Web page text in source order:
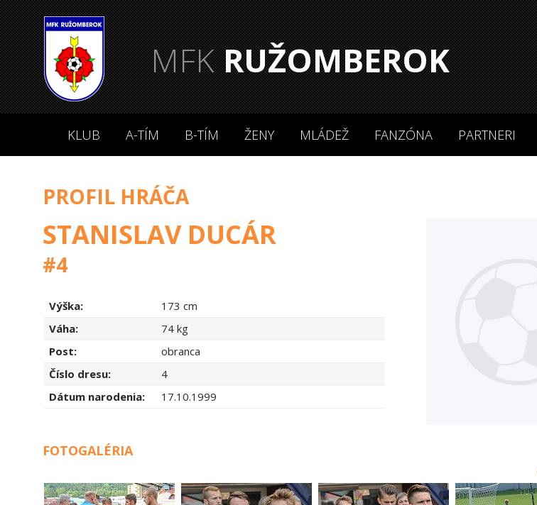
MFKRUŽOMBEROK
KLUB A-TÍM B-TÍM ŽENY MLÁDEŽ FANZÓNA PARTNERI
PROFIL HRÁČA
STANISLAV DUCÁR
#4
Výška:
173 cm
Váha:
74 kg
Post:
obranca
Číslo dresu:
4
Dátum narodenia:
17.10.1999
FOTOGALÉRIA